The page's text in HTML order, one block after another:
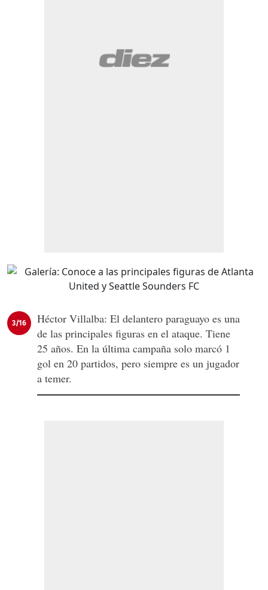
3/16
Héctor Villalba: El delantero paraguayo es una
de las principales figuras en el ataque. Tiene
25 años. En la última campaña solo marcó 1
gol en 20 partidos, pero siempre es un jugador
a temer.